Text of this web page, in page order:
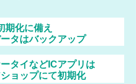
期化に備え
タはバックアップ
タイなどICアプリは
ョップにて初期化